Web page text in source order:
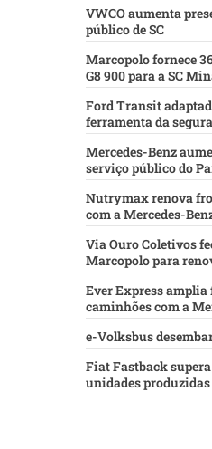
VWCO aumenta
público de SC
Marcopolo fornece
G8 900 para a SC
Ford Transit
ferramenta da
baiana
Mercedes-Benz
serviço público do
Nutrymax renova
com a Mercedes-
Via Ouro Coletivos
Marcopolo para
Ever Express amplia
caminhões com a
e-Volksbus
Fiat Fastback
unidades produzidas